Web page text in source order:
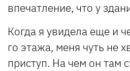
впечатление, что у
Когда я увидела еще и
го этажа, меня чуть не
приступ. На чем он там